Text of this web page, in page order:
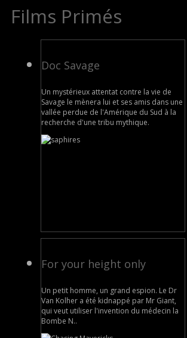
Films Primés
Doc Savage
Un mystérieux attentat contre la vie de
Savage le mènera lui et ses amis dans une
vallée perdue de l'Amérique du Sud à la
recherche d'une tribu mythique.
For your height only
Un petit homme, un grand espion. Le Dr
Van Kolher a été kidnappé par Mr Giant,
qui veut utiliser l'invention du médecin la
Bombe N..